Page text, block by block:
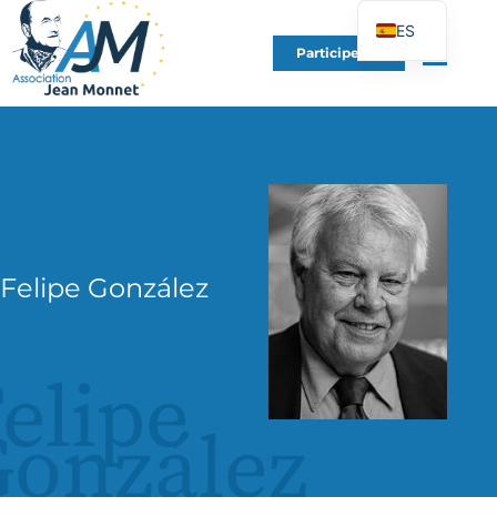
Participe en
Felipe González
ES
FR
EN
PT
PL
UK